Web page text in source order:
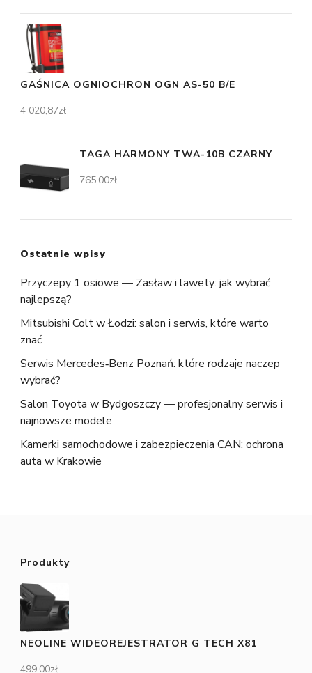
GAŚNICA OGNIOCHRON OGN AS-50 B/E
4 020,87zł
TAGA HARMONY TWA-10B CZARNY
765,00zł
Ostatnie wpisy
Przyczepy 1 osiowe — Zasław i lawety: jak wybrać
najlepszą?
Mitsubishi Colt w Łodzi: salon i serwis, które warto
znać
Serwis Mercedes‑Benz Poznań: które rodzaje naczep
wybrać?
Salon Toyota w Bydgoszczy — profesjonalny serwis i
najnowsze modele
Kamerki samochodowe i zabezpieczenia CAN: ochrona
auta w Krakowie
Produkty
NEOLINE WIDEOREJESTRATOR G TECH X81
499,00zł